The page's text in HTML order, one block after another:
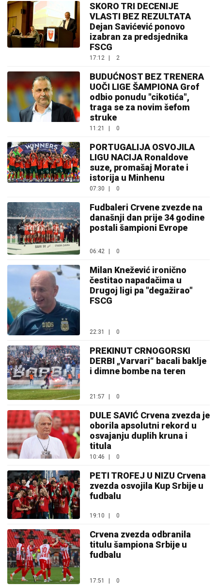
SKORO TRI DECENIJE
VLASTI BEZ REZULTATA
Dejan Savićević ponovo
izabran za predsjednika
FSCG
17:12 | 2
BUDUĆNOST BEZ TRENERA
UOČI LIGE ŠAMPIONA Grof
odbio ponudu "cikotića",
traga se za novim šefom
struke
11:21 | 0
PORTUGALIJA OSVOJILA
LIGU NACIJA Ronaldove
suze, promašaj Morate i
istorija u Minhenu
07:30 | 0
Fudbaleri Crvene zvezde na
današnji dan prije 34 godine
postali šampioni Evrope
06:42 | 0
Milan Knežević ironično
čestitao napadačima u
Drugoj ligi pa "degažirao"
FSCG
22:31 | 0
PREKINUT CRNOGORSKI
DERBI „Varvari“ bacali baklje
i dimne bombe na teren
21:57 | 0
DULE SAVIĆ Crvena zvezda je
oborila apsolutni rekord u
osvajanju duplih kruna i
titula
10:46 | 0
PETI TROFEJ U NIZU Crvena
zvezda osvojila Kup Srbije u
fudbalu
19:10 0
Crvena zvezda odbranila
titulu šampiona Srbije u
fudbalu
17:51 0